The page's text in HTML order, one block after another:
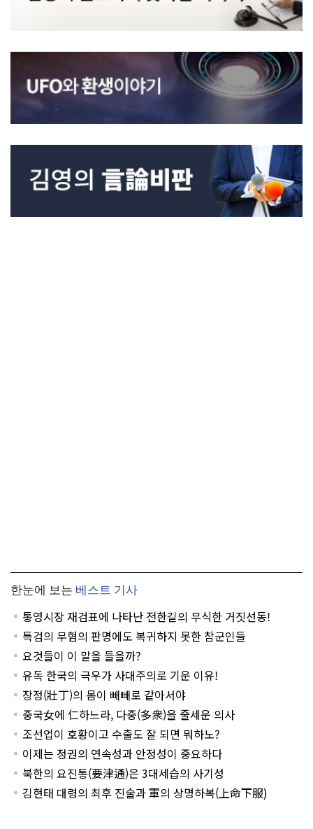
한눈에 보는 베스트 기사
통영시장 재검표에 나타난 전한길의 무식한 거짓선동!
특검의 무혐의 판명에도 복귀하지 못한 참군인들
요것들이 이 말을 들을까?
유독 한국의 극우가 사대주의로 기운 이유!
장정(壯丁)의 몸이 빼빼로 같아서야
중국女에 仁하느라, 다중(多衆)을 줄세운 의사
조선업이 호황이고 수출도 잘 되면 뭐하노?
이제는 정권의 연속성과 안정성이 중요하다
북한의 요진통(要津通)은 3대세습의 사기성
김현태 대령의 최후 진술과 軍의 상명하복(上命下服)